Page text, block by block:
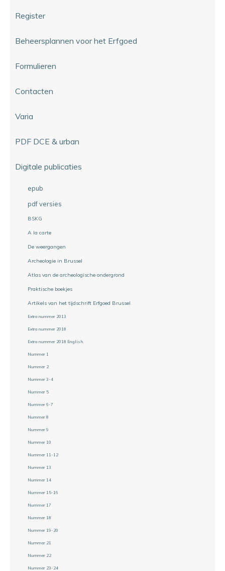
Register
Beheersplannen voor het Erfgoed
Formulieren
Contacten
Varia
PDF DCE & urban
Digitale publicaties
epub
pdf versies
BSKG
A la carte
De weergangen
Archeologie in Brussel
Atlas van de archeologische ondergrond
Praktische boekjes
Artikels van het tijdschrift Erfgoed Brussel
Extra nummer 2013
Extra nummer 2018
Extra nummer 2018 English
Nummer 1
Nummer 2
Nummer 3-4
Nummer 5
Nummer 6-7
Nummer 8
Nummer 9
Nummer 10
Nummer 11-12
Nummer 13
Nummer 14
Nummer 15-16
Nummer 17
Nummer 18
Nummer 19-20
Nummer 21
Nummer 22
Nummer 23-24